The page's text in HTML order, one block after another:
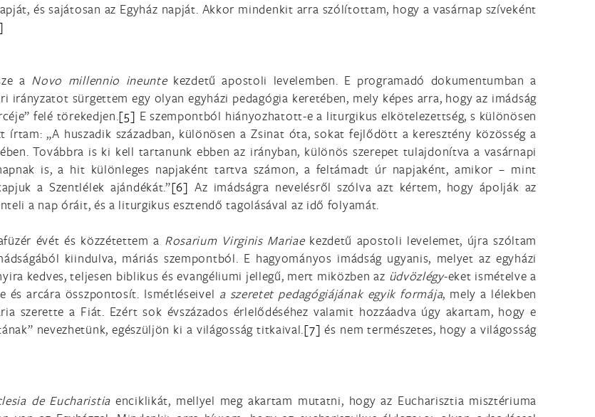
és sajátosan az Egyház napját. Akkor mindenkit arra szólítottam, hogy a vasárnap szíveként
a Novo millennio ineunte kezdetű apostoli levelemben. E programadó dokumentumban a
irányzatot sürgettem egy olyan egyházi pedagógia keretében, mely képes arra, hogy az imádság
felé törekedjen.[5] E szempontból hiányozhatott-e a liturgikus elkötelezettség, s különösen
írtam: „A huszadik században, különösen a Zsinat óta, sokat fejlődött a keresztény közösség a
Továbbra is ki kell tartanunk ebben az irányban, különös szerepet tulajdonítva a vasárnapi
is, a hit különleges napjaként tartva számon, a feltámadt úr napjaként, amikor – mint
a Szentlélek ajándékát.”[6] Az imádságra nevelésről szólva azt kértem, hogy ápolják az
a nap óráit, és a liturgikus esztendő tagolásával az idő folyamát.
évét és közzétettem a Rosarium Virginis Mariae kezdetű apostoli levelemet, újra szóltam
kiindulva, máriás szempontból. E hagyományos imádság ugyanis, melyet az egyházi
kedves, teljesen biblikus és evangéliumi jellegű, mert miközben az üdvözlégy-eket ismételve a
arcára összpontosít. Ismétléseivel a szeretet pedagógiájának egyik formája, mely a lélekben
szerette a Fiát. Ezért sok évszázados érlelődéséhez valamit hozzáadva úgy akartam, hogy e
nevezhetünk, egészüljön ki a világosság titkaival.[7] és nem természetes, hogy a világosság
de Eucharistia enciklikát, mellyel meg akartam mutatni, hogy az Eucharisztia misztériuma